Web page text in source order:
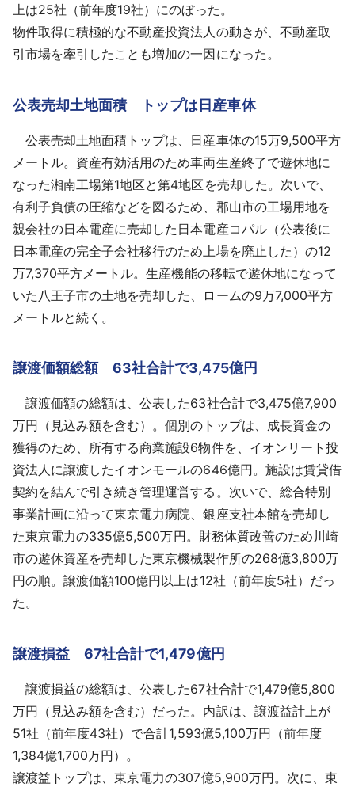
上は25社（前年度19社）にのぼった。
物件取得に積極的な不動産投資法人の動きが、不動産取
引市場を牽引したことも増加の一因になった。
公表売却土地面積 トップは日産車体
公表売却土地面積トップは、日産車体の15万9,500平方
メートル。資産有効活用のため車両生産終了で遊休地に
なった湘南工場第1地区と第4地区を売却した。次いで、
有利子負債の圧縮などを図るため、郡山市の工場用地を
親会社の日本電産に売却した日本電産コパル（公表後に
日本電産の完全子会社移行のため上場を廃止した）の12
万7,370平方メートル。生産機能の移転で遊休地になって
いた八王子市の土地を売却した、ロームの9万7,000平方
メートルと続く。
譲渡価額総額 63社合計で3,475億円
譲渡価額の総額は、公表した63社合計で3,475億7,900
万円（見込み額を含む）。個別のトップは、成長資金の
獲得のため、所有する商業施設6物件を、イオンリート投
資法人に譲渡したイオンモールの646億円。施設は賃貸借
契約を結んで引き続き管理運営する。次いで、総合特別
事業計画に沿って東京電力病院、銀座支社本館を売却し
た東京電力の335億5,500万円。財務体質改善のため川崎
市の遊休資産を売却した東京機械製作所の268億3,800万
円の順。譲渡価額100億円以上は12社（前年度5社）だっ
た。
譲渡損益 67社合計で1,479億円
譲渡損益の総額は、公表した67社合計で1,479億5,800
万円（見込み額を含む）だった。内訳は、譲渡益計上が
51社（前年度43社）で合計1,593億5,100万円（前年度
1,384億1,700万円）。
譲渡益トップは、東京電力の307億5,900万円。次に、東